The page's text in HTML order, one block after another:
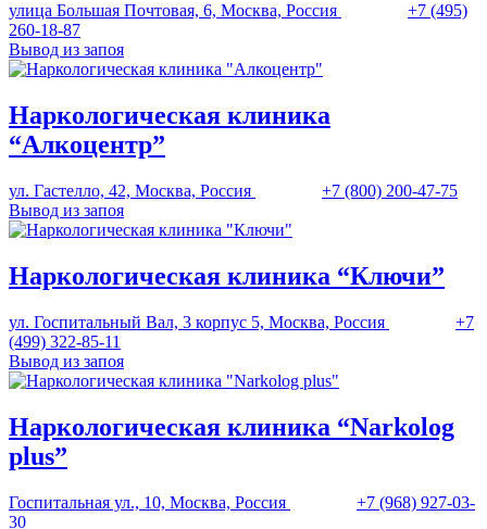
улица Большая Почтовая, 6, Москва, Россия
+7 (495)
260-18-87
Вывод из запоя
Наркологическая клиника
“Алкоцентр”
ул. Гастелло, 42, Москва, Россия
+7 (800) 200-47-75
Вывод из запоя
Наркологическая клиника “Ключи”
ул. Госпитальный Вал, 3 корпус 5, Москва, Россия
+7
(499) 322-85-11
Вывод из запоя
Наркологическая клиника “Narkolog
plus”
Госпитальная ул., 10, Москва, Россия
+7 (968) 927-03-
30